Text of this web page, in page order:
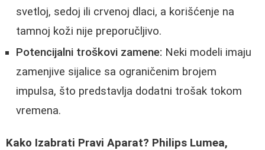
svetloj, sedoj ili crvenoj dlaci, a korišćenje na
tamnoj koži nije preporučljivo.
Potencijalni troškovi zamene: Neki modeli imaju
zamenjive sijalice sa ograničenim brojem
impulsa, što predstavlja dodatni trošak tokom
vremena.
Kako Izabrati Pravi Aparat? Philips Lumea,